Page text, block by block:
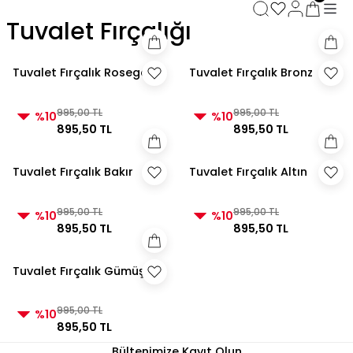
3000 TL ve Üzeri Alışverişlerde Kargo Bedava! 2
3000 TL ve Üzeri Alışverişlerde Kargo Bedava!
3000 TL ve Üzeri Alışverişlerde Kargo Bedava!
Tuvalet Fırçalığı
Tuvalet Fırçalık Rosegold
%10995,00 TL
895,50 TL
Tuvalet Fırçalık Bronz
%10995,00 TL
895,50 TL
Tuvalet Fırçalık Bakır
%10995,00 TL
895,50 TL
Tuvalet Fırçalık Altın
%10995,00 TL
895,50 TL
Tuvalet Fırçalık Gümüş
%10995,00 TL
895,50 TL